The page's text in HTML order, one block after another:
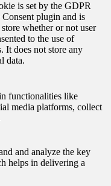
is set by the GDPR
plugin and is
store whether or not user
to the use of
It does not store any
data.
functionalities like
media platforms, collect
and analyze the key
helps in delivering a